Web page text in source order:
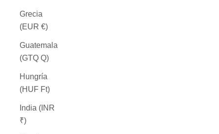
Grecia
(EUR €)
Guatemala
(GTQ Q)
Hungría
(HUF Ft)
India (INR
₹)